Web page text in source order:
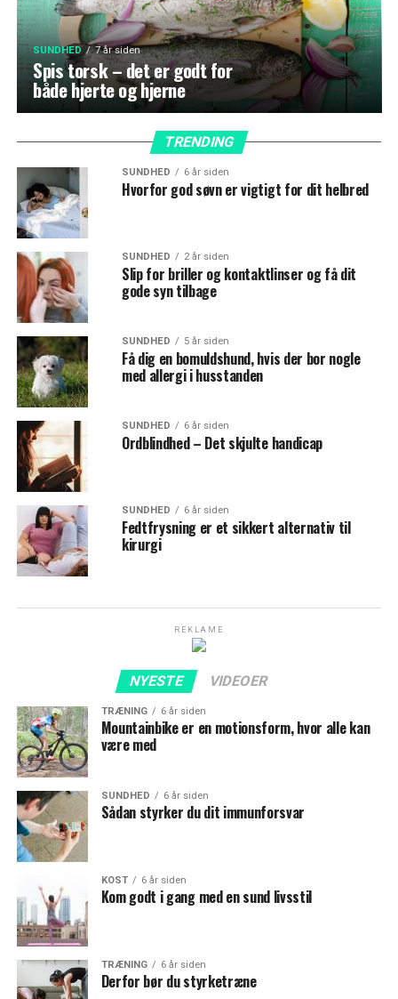
SUNDHED 7 år siden
Spis torsk – det er godt for
både hjerte og hjerne
TRENDING
SUNDHED 6 år siden
Hvorfor god søvn er vigtigt for dit helbred
SUNDHED 2 år siden
Slip for briller og kontaktlinser og få dit
gode syn tilbage
SUNDHED 5 år siden
Få dig en bomuldshund, hvis der bor nogle
med allergi i husstanden
SUNDHED 6 år siden
Ordblindhed – Det skjulte handicap
SUNDHED 6 år siden
Fedtfrysning er et sikkert alternativ til
kirurgi
REKLAME
NYESTE VIDEOER
TRÆNING 6 år siden
Mountainbike er en motionsform, hvor alle kan
være med
SUNDHED 6 år siden
Sådan styrker du dit immunforsvar
KOST 6 år siden
Kom godt i gang med en sund livsstil
TRÆNING 6 år siden
Derfor bør du styrketræne